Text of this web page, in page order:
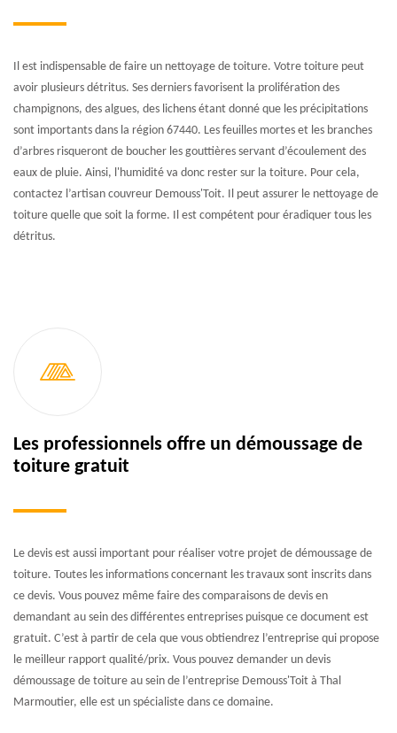
Il est indispensable de faire un nettoyage de toiture. Votre toiture peut
avoir plusieurs détritus. Ses derniers favorisent la prolifération des
champignons, des algues, des lichens étant donné que les précipitations
sont importants dans la région 67440. Les feuilles mortes et les branches
d’arbres risqueront de boucher les gouttières servant d’écoulement des
eaux de pluie. Ainsi, l'humidité va donc rester sur la toiture. Pour cela,
contactez l’artisan couvreur Demouss'Toit. Il peut assurer le nettoyage de
toiture quelle que soit la forme. Il est compétent pour éradiquer tous les
détritus.
Les professionnels offre un démoussage de
toiture gratuit
Le devis est aussi important pour réaliser votre projet de démoussage de
toiture. Toutes les informations concernant les travaux sont inscrits dans
ce devis. Vous pouvez même faire des comparaisons de devis en
demandant au sein des différentes entreprises puisque ce document est
gratuit. C’est à partir de cela que vous obtiendrez l’entreprise qui propose
le meilleur rapport qualité/prix. Vous pouvez demander un devis
démoussage de toiture au sein de l’entreprise Demouss'Toit à Thal
Marmoutier, elle est un spécialiste dans ce domaine.